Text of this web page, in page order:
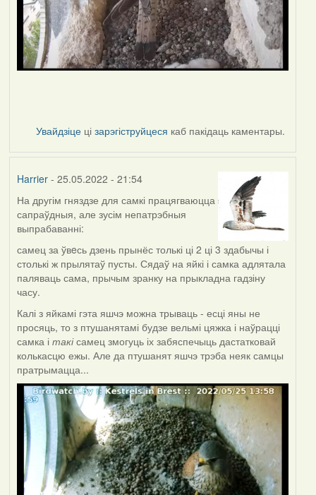
Увайдзіце цізарэгіструйцеся каб пакідаць каментары.
Harrier- 25.05.2022 - 21:54
На другім гняздзе для самкі працягваюцца
сапраўдныя, але зусім непатрэбныя
выпрабаванні:
самец за ўвeсь дзень прынёс толькі ці 2 ці 3 здабычы і
столькі ж прылятаў пусты. Сядаў на яйкі і самка адлятала
паляваць сама, прычым зранку на прыкладна гадзіну
часу.
Калі з яйкамі гэта яшчэ можна трываць - есці яны не
просяць, то з птушанятамі будзе вельмі цяжка і наўрацці
самка і такісамец змогуць іх забяспечыць дастатковай
колькасцю ежы. Але да птушанят яшчэ трэба неяк самцы
пратрымацца...